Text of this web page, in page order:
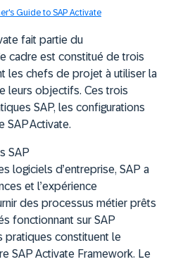
Guide to SAP Activate
fait partie du
cadre est constitué de trois
les chefs de projet à utiliser la
leurs objectifs. Ces trois
SAP, les configurations
SAP Activate.
SAP
logiciels d’entreprise, SAP a
et l’expérience
des processus métier prêts
fonctionnant sur SAP
pratiques constituent le
SAP Activate Framework. Le